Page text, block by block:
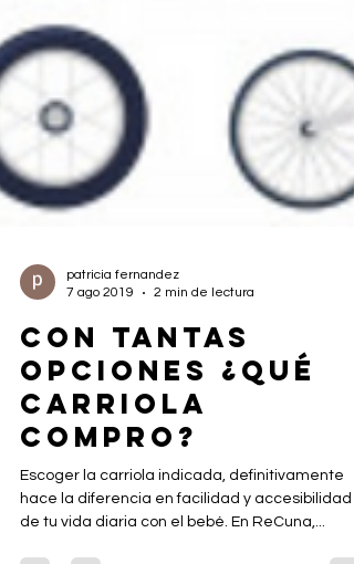
patricia fernandez
7 ago 2019
2 min de lectura
CON TANTAS
OPCIONES ¿QUÉ
CARRIOLA
COMPRO?
hace la diferencia en facilidad y accesibilidad